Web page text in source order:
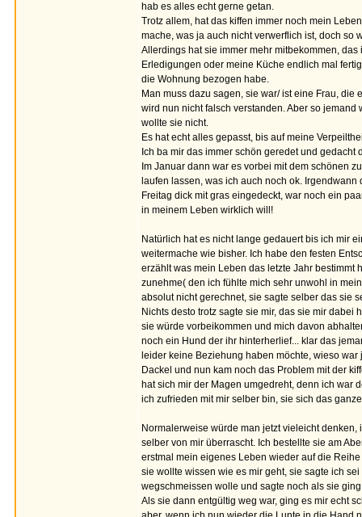
hab es alles echt gerne getan.
Trotz allem, hat das kiffen immer noch mein
mache, was ja auch nicht verwerflich ist, doch so
Allerdings hat sie immer mehr mitbekommen,
Erledigungen oder meine Küche endlich mal
die Wohnung bezogen habe.
Man muss dazu sagen, sie war/ ist eine Frau,
wird nun nicht falsch verstanden. Aber so
wollte sie nicht.
Es hat echt alles gepasst, bis auf meine
Ich ba mir das immer schön geredet und
Im Januar dann war es vorbei mit dem schönen
laufen lassen, was ich auch noch ok.
Freitag dick mit gras eingedeckt, war noch ein
in meinem Leben wirklich will!
Natürlich hat es nicht lange gedauert bis ich mir
weitermache wie bisher. Ich habe den festen
erzählt was mein Leben das letzte Jahr bestimmt
zunehme( den ich fühlte mich sehr unwohl in
absolut nicht gerechnet, sie sagte selber das sie
Nichts desto trotz sagte sie mir, das sie mir
sie würde vorbeikommen und mich davon
noch ein Hund der ihr hinterherlief... klar das
leider keine Beziehung haben möchte, wieso
Dackel und nun kam noch das Problem mit der
hat sich mir der Magen umgedreht, denn ich war
ich zufrieden mit mir selber bin, sie sich das
Normalerweise würde man jetzt vieleicht
selber von mir überrascht. Ich bestellte sie am
erstmal mein eigenes Leben wieder auf die
sie wollte wissen wie es mir geht, sie sagte ich
wegschmeissen wolle und sagte noch als sie
Als sie dann entgültig weg war, ging es mir echt